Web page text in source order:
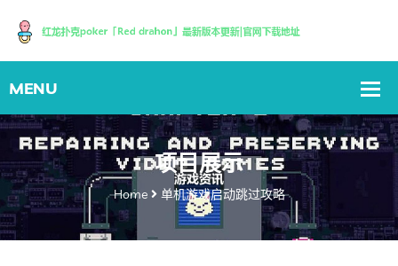
项目展示
Home 单机游戏启动跳过攻略